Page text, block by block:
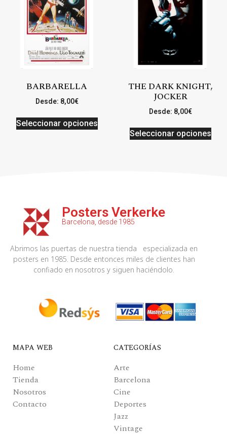
BARBARELLA
Desde: 8,00€
Seleccionar opciones
THE DARK KNIGHT,
JOCKER
Desde: 8,00€
Seleccionar opciones
Posters Verkerke
Barcelona, desde 1985
Abrimos las puertas de nuestra tienda especializada en
posters en 1985. Desde entonces miles de clientes han
confiado en nosotros y siguen haciéndolo.
MAPA WEB
Home
Tienda
Nosotros
Contacto
CATEGORÍAS
Arte
Barcelona
Cine
Deportes
Jazz
Vintage